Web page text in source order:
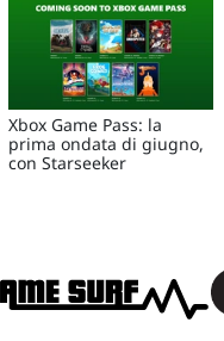
Xbox Game Pass: la
prima ondata di giugno,
con Starseeker